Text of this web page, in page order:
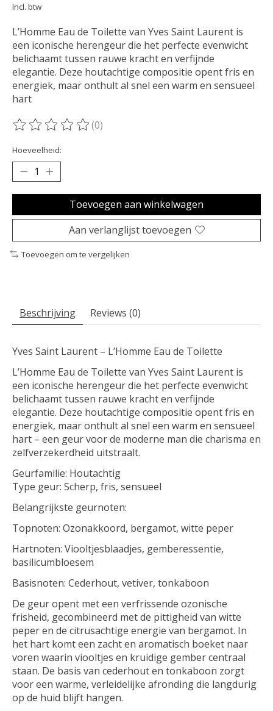
Incl. btw
L’Homme Eau de Toilette van Yves Saint Laurent is
een iconische herengeur die het perfecte evenwicht
belichaamt tussen rauwe kracht en verfijnde
elegantie. Deze houtachtige compositie opent fris en
energiek, maar onthult al snel een warm en sensueel
hart
De beoordeling van dit product is
(0)
Hoeveelheid:
Toevoegen aan winkelwagen
Aan verlanglijst toevoegen
Toevoegen om te vergelijken
Beschrijving Reviews (0)
Yves Saint Laurent – L’Homme Eau de Toilette
L’Homme Eau de Toilette van Yves Saint Laurent is
een iconische herengeur die het perfecte evenwicht
belichaamt tussen rauwe kracht en verfijnde
elegantie. Deze houtachtige compositie opent fris en
energiek, maar onthult al snel een warm en sensueel
hart – een geur voor de moderne man die charisma en
zelfverzekerdheid uitstraalt.
Geurfamilie: Houtachtig
Type geur: Scherp, fris, sensueel
Belangrijkste geurnoten:
Topnoten: Ozonakkoord, bergamot, witte peper
Hartnoten: Viooltjesblaadjes, gemberessentie,
basilicumbloesem
Basisnoten: Cederhout, vetiver, tonkaboon
De geur opent met een verfrissende ozonische
frisheid, gecombineerd met de pittigheid van witte
peper en de citrusachtige energie van bergamot. In
het hart komt een zacht en aromatisch boeket naar
voren waarin viooltjes en kruidige gember centraal
staan. De basis van cederhout en tonkaboon zorgt
voor een warme, verleidelijke afronding die langdurig
op de huid blijft hangen.